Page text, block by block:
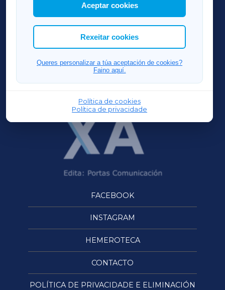
Así mesmo, podes personalizar a elección das
cookies que desexas permitir.
Aceptar cookies
Rexeitar cookies
Queres personalizar a túa aceptación de cookies?
Faino aquí.
Política de cookies
Política de privacidade
RIBEIRASACRAXA
ACORUÑAXA
FERROLXA
OURENSEXA
FACEBOOK
INSTAGRAM
HEMEROTECA
CONTACTO
POLÍTICA DE PRIVACIDADE E ELIMINACIÓN